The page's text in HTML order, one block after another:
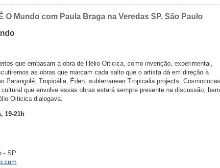
O Mundo com Paula Braga na Veredas SP, São Paulo
que embasam a obra de Hélio Oiticica, como invenção, experimental,
as obras que marcam cada salto que o artista dá em direção à
Parangolé, Tropicália, Éden, subterranean Tropicalia projects,
que envolve essas obras estará sempre presente na discussão, bem
Oiticica dialogava.
19-21h
- SP